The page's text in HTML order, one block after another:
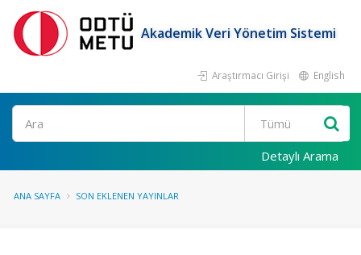
Akademik Veri Yönetim Sistemi
Araştırmacı Girişi English
Ara
Detaylı Arama
ANA SAYFA SON EKLENEN YAYINLAR